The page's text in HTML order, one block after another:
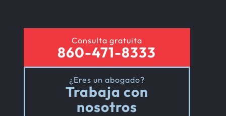
Consulta gratuita
860-471-8333
¿Eres un abogado?
Trabaja con
nosotros